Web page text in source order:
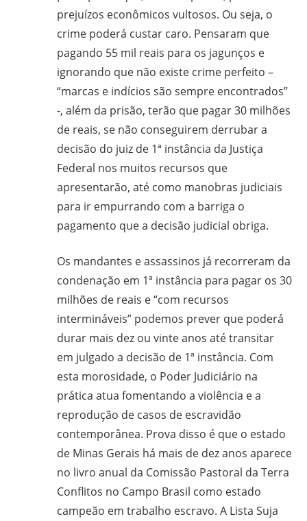
prejuízos econômicos vultosos. Ou seja, o
crime poderá custar caro. Pensaram que
pagando 55 mil reais para os jagunços e
ignorando que não existe crime perfeito –
“marcas e indícios são sempre encontrados”
-, além da prisão, terão que pagar 30 milhões
de reais, se não conseguirem derrubar a
decisão do juiz de 1ª instância da Justiça
Federal nos muitos recursos que
apresentarão, até como manobras judiciais
para ir empurrando com a barriga o
pagamento que a decisão judicial obriga.
Os mandantes e assassinos já recorreram da
condenação em 1ª instância para pagar os 30
milhões de reais e “com recursos
intermináveis” podemos prever que poderá
durar mais dez ou vinte anos até transitar
em julgado a decisão de 1ª instância. Com
esta morosidade, o Poder Judiciário na
prática atua fomentando a violência e a
reprodução de casos de escravidão
contemporânea. Prova disso é que o estado
de Minas Gerais há mais de dez anos aparece
no livro anual da Comissão Pastoral da Terra
Conflitos no Campo Brasil como estado
campeão em trabalho escravo. A Lista Suja